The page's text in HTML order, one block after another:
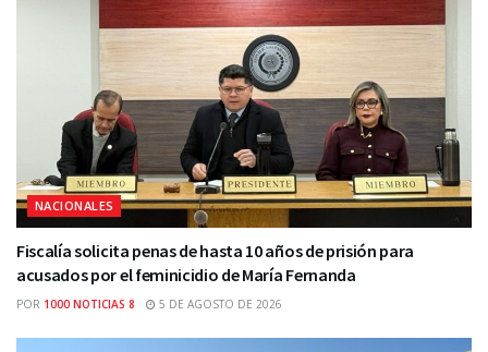
NACIONALES
Fiscalía solicita penas de hasta 10 años de prisión para
acusados por el feminicidio de María Fernanda
POR 1000 NOTICIAS 8 5 DE AGOSTO DE 2026